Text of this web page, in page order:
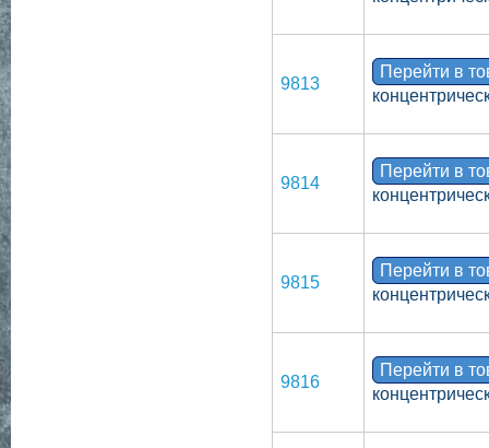
9813
Перейти в
9814
Перейти в
9815
Перейти в
9816
Перейти в